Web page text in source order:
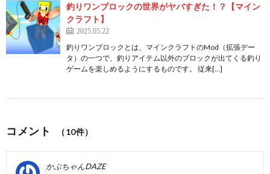
釣りワンブロックの世界がヤバすぎた！？【マイン
クラフト】
2025.05.22
釣りワンブロックとは、マインクラフトのMod（拡張デー
タ）の一つで、釣りアイテム以外のブロックが出てくる釣り
ゲームを楽しめるようにするものです。 従来[…]
コメント （10件）
かぶちゃんDAZE